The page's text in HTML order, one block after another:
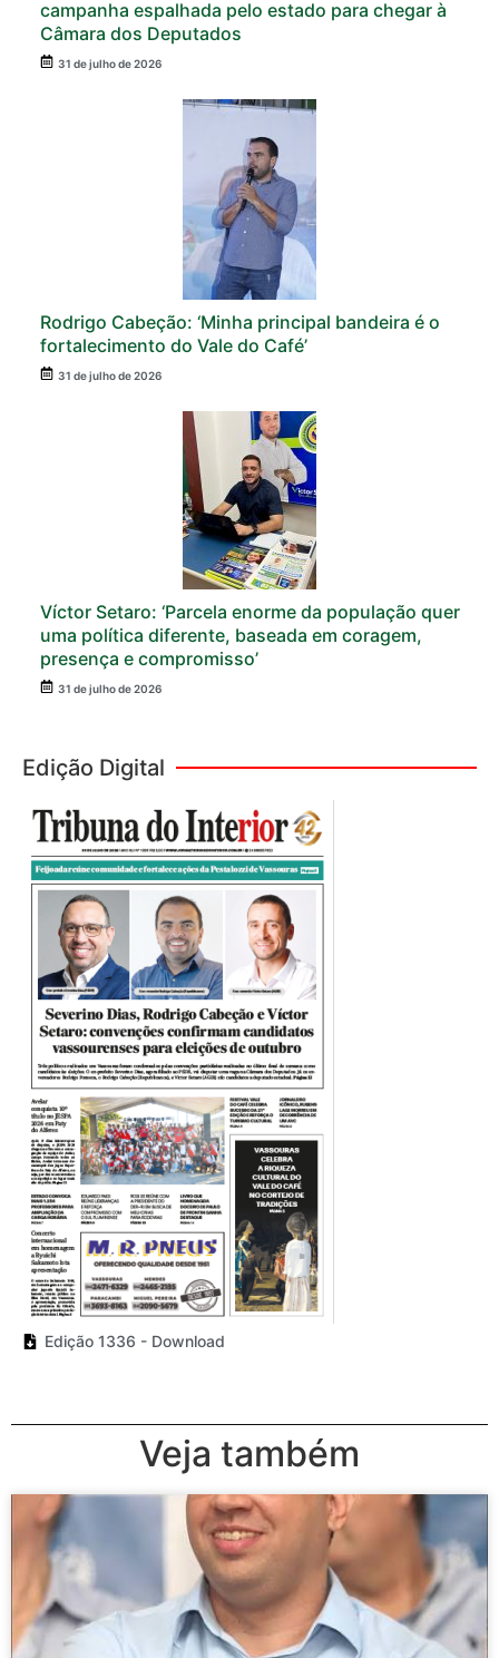
campanha espalhada pelo estado para chegar à
Câmara dos Deputados
31 de julho de 2026
Rodrigo Cabeção: ‘Minha principal bandeira é o
fortalecimento do Vale do Café’
31 de julho de 2026
Víctor Setaro: ‘Parcela enorme da população quer
uma política diferente, baseada em coragem,
presença e compromisso’
31 de julho de 2026
Edição Digital
Edição 1336 - Download
Veja também